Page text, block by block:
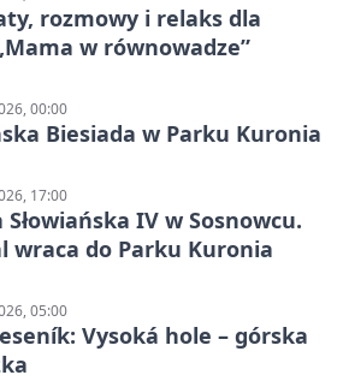
rozmowy i relaks dla
w równowadze”
00:00
Biesiada w Parku Kuronia
17:00
Słowiańska IV w Sosnowcu.
wraca do Parku Kuronia
05:00
Vysoká hole – górska